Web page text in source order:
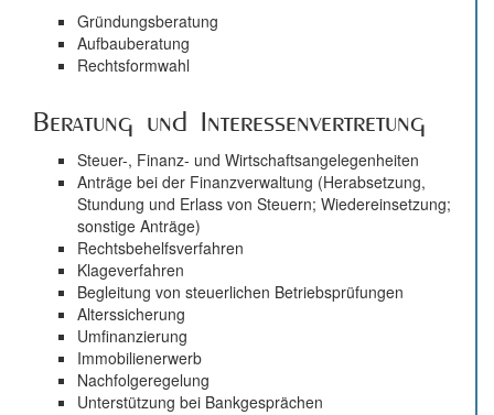
Gründungsberatung
Aufbauberatung
Rechtsformwahl
Beratung und Interessenvertretung
Steuer-, Finanz- und Wirtschaftsangelegenheiten
Anträge bei der Finanzverwaltung (Herabsetzung,
Stundung und Erlass von Steuern; Wiedereinsetzung;
sonstige Anträge)
Rechtsbehelfsverfahren
Klageverfahren
Begleitung von steuerlichen Betriebsprüfungen
Alterssicherung
Umfinanzierung
Immobilienerwerb
Nachfolgeregelung
Unterstützung bei Bankgesprächen